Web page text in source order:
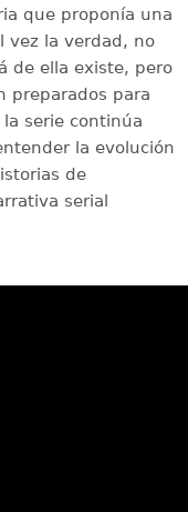
que proponía una
vez la verdad, no
de ella existe, pero
preparados para
serie continúa
la evolución
de
serial